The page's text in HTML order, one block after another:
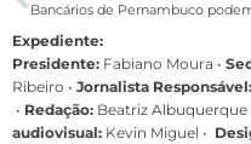
Expediente:
Presidente: Fabiano Moura •
Ribeiro • Jornalista Responsável:
• Redação: Beatriz Albuquerque
audiovisual: Kevin Miguel •